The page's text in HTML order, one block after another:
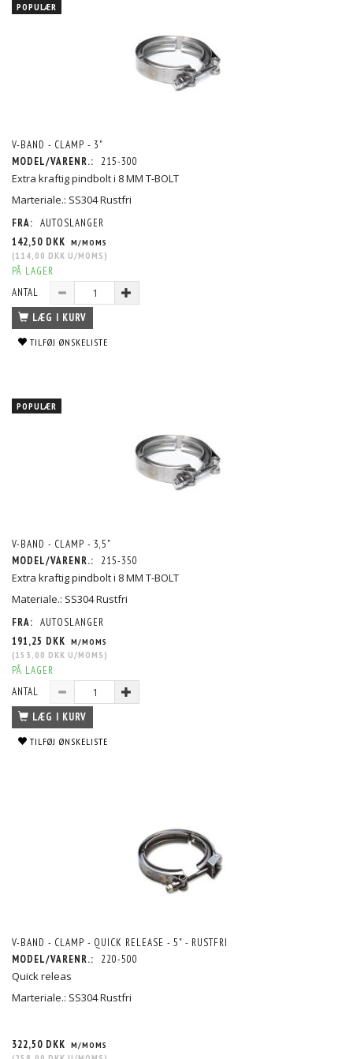
POPULÆR
V-BAND - CLAMP - 3"
MODEL/VARENR.:
215-300
Extra kraftig pindbolt i 8 MM T-BOLT
Marteriale.: SS304 Rustfri
FRA: AUTOSLANGER
142,50 DKK M/MOMS
(114,00 DKK U/MOMS )
PÅ LAGER
ANTAL
LÆG I KURV
TILFØJ ØNSKELISTE
POPULÆR
V-BAND - CLAMP - 3,5"
MODEL/VARENR.:
215-350
Extra kraftig pindbolt i 8 MM T-BOLT
Materiale.: SS304 Rustfri
FRA: AUTOSLANGER
191,25 DKK M/MOMS
(153,00 DKK U/MOMS )
PÅ LAGER
ANTAL
LÆG I KURV
TILFØJ ØNSKELISTE
V-BAND - CLAMP - QUICK RELEASE - 5" - RUSTFRI
MODEL/VARENR.:
220-500
Quick releas
Marteriale.: SS304 Rustfri
322,50 DKK M/MOMS